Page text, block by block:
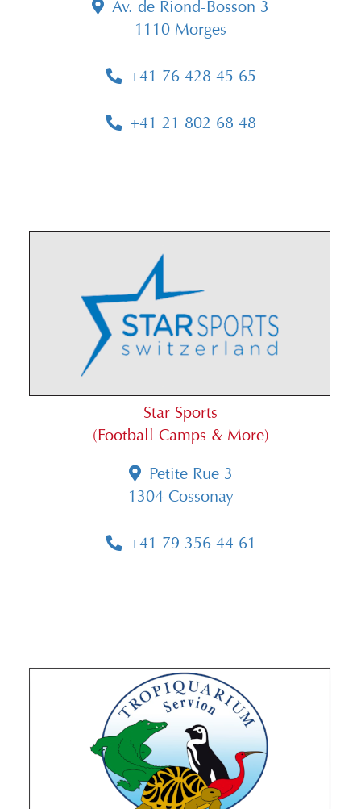
Av. de Riond-Bosson 3
1110 Morges
+41 76 428 45 65
+41 21 802 68 48
Star Sports
(Football Camps & More)
Petite Rue 3
1304 Cossonay
+41 79 356 44 61